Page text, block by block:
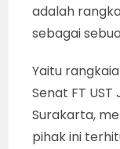
adalah
sebagai
Yaitu
Senat FT
Surakarta,
pihak ini